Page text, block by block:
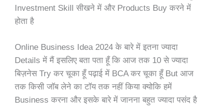
Investment Skill सीखने में और Products Buy करने में
होता है
Online Business Idea 2024 के बारे में इतना ज्यादा
Details में मैं इसलिए बता पता हूँ कि आज तक 10 से ज्यादा
बिज़नेस Try कर चूका हूँ पढ़ाई में BCA कर चूका हूँ But आज
तक किसी जॉब लेने का टॉय तक नहीं किया क्योकि हमें
Business करना और इसके बारे में जानना बहुत ज्यादा पसंद है